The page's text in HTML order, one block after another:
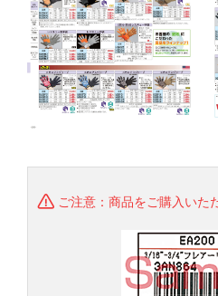
ご注意：商品をご購入いた